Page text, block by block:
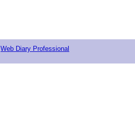
Web Diary Professional